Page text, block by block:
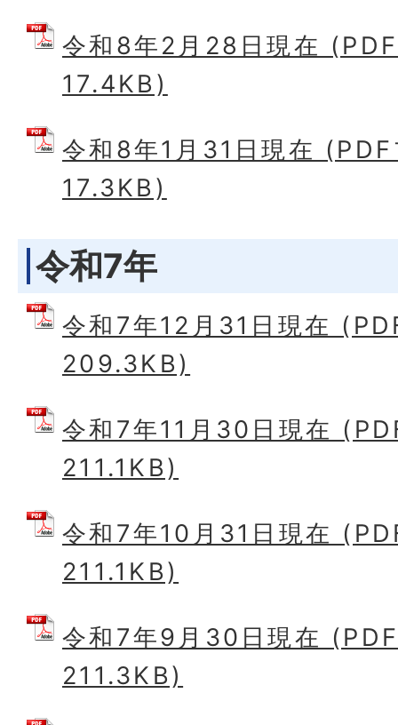
令和8年2月28日現在
17.4KB)
令和8年1月31日現在
17.3KB)
令和7年
令和7年12月31日現在
209.3KB)
令和7年11月30日現在
211.1KB)
令和7年10月31日現在
211.1KB)
令和7年9月30日現在
211.3KB)